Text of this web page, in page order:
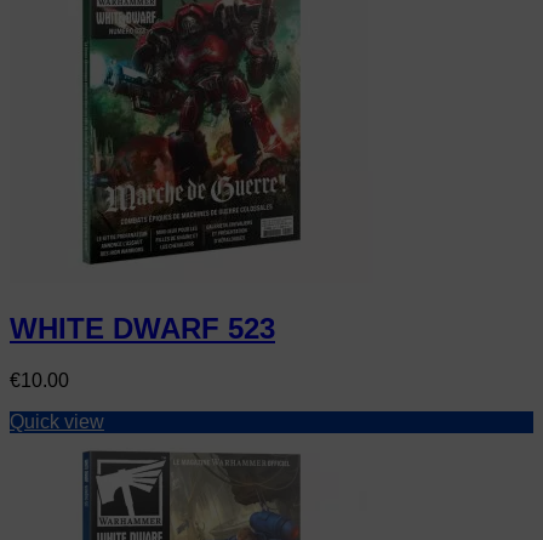
WHITE DWARF 523
Price
€10.00
Quick view